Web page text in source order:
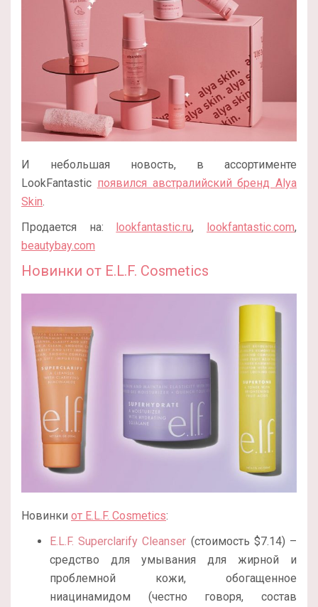
И небольшая новость, в ассортименте
LookFantastic появился австралийский бренд Alya
Skin.
Продается на: lookfantastic.ru, lookfantastic.com,
beautybay.com
Новинки от E.L.F. Cosmetics
Новинки от E.L.F. Cosmetics:
E.L.F. Superclarify Cleanser (стоимость $7.14) –
средство для умывания для жирной и
проблемной кожи, обогащенное
ниацинамидом (честно говоря, состав